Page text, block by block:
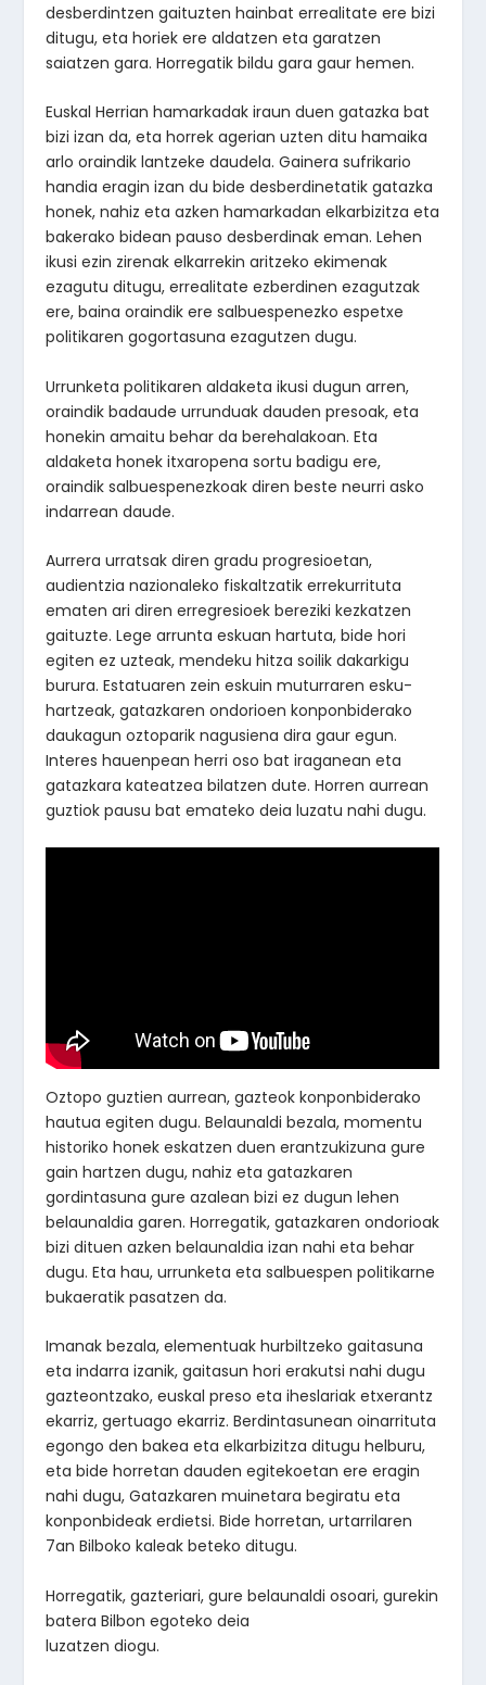
desberdintzen gaituzten hainbat errealitate ere bizi
ditugu, eta horiek ere aldatzen eta garatzen
saiatzen gara. Horregatik bildu gara gaur hemen.
Euskal Herrian hamarkadak iraun duen gatazka bat
bizi izan da, eta horrek agerian uzten ditu hamaika
arlo oraindik lantzeke daudela. Gainera sufrikario
handia eragin izan du bide desberdinetatik gatazka
honek, nahiz eta azken hamarkadan elkarbizitza eta
bakerako bidean pauso desberdinak eman. Lehen
ikusi ezin zirenak elkarrekin aritzeko ekimenak
ezagutu ditugu, errealitate ezberdinen ezagutzak
ere, baina oraindik ere salbuespenezko espetxe
politikaren gogortasuna ezagutzen dugu.
Urrunketa politikaren aldaketa ikusi dugun arren,
oraindik badaude urrunduak dauden presoak, eta
honekin amaitu behar da berehalakoan. Eta
aldaketa honek itxaropena sortu badigu ere,
oraindik salbuespenezkoak diren beste neurri asko
indarrean daude.
Aurrera urratsak diren gradu progresioetan,
audientzia nazionaleko fiskaltzatik errekurrituta
ematen ari diren erregresioek bereziki kezkatzen
gaituzte. Lege arrunta eskuan hartuta, bide hori
egiten ez uzteak, mendeku hitza soilik dakarkigu
burura. Estatuaren zein eskuin muturraren esku-
hartzeak, gatazkaren ondorioen konponbiderako
daukagun oztoparik nagusiena dira gaur egun.
Interes hauenpean herri oso bat iraganean eta
gatazkara kateatzea bilatzen dute. Horren aurrean
guztiok pausu bat emateko deia luzatu nahi dugu.
Oztopo guztien aurrean, gazteok konponbiderako
hautua egiten dugu. Belaunaldi bezala, momentu
historiko honek eskatzen duen erantzukizuna gure
gain hartzen dugu, nahiz eta gatazkaren
gordintasuna gure azalean bizi ez dugun lehen
belaunaldia garen. Horregatik, gatazkaren ondorioak
bizi dituen azken belaunaldia izan nahi eta behar
dugu. Eta hau, urrunketa eta salbuespen politikarne
bukaeratik pasatzen da.
Imanak bezala, elementuak hurbiltzeko gaitasuna
eta indarra izanik, gaitasun hori erakutsi nahi dugu
gazteontzako, euskal preso eta iheslariak etxerantz
ekarriz, gertuago ekarriz. Berdintasunean oinarrituta
egongo den bakea eta elkarbizitza ditugu helburu,
eta bide horretan dauden egitekoetan ere eragin
nahi dugu, Gatazkaren muinetara begiratu eta
konponbideak erdietsi. Bide horretan, urtarrilaren
7an Bilboko kaleak beteko ditugu.
Horregatik, gazteriari, gure belaunaldi osoari, gurekin
batera Bilbon egoteko deia
luzatzen diogu.